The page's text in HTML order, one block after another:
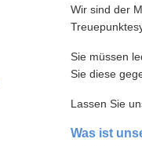
Wir sind der
Sie müssen
Sie diese
Lassen Sie
Was ist